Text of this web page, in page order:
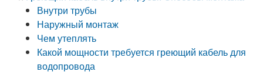
Внутри трубы
Наружный монтаж
Чем утеплять
Какой мощности требуется греющий кабель для
водопровода